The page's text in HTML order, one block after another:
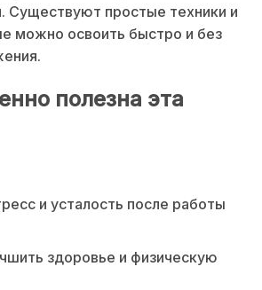
Существуют простые техники и
можно освоить быстро и без
полезна эта
и усталость после работы
здоровье и физическую